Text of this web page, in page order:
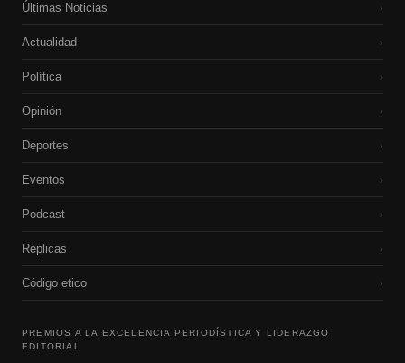
Últimas Noticias ›
Actualidad ›
Política ›
Opinión ›
Deportes ›
Eventos ›
Podcast ›
Réplicas ›
Código etico ›
PREMIOS A LA EXCELENCIA PERIODÍSTICA Y LIDERAZGO
EDITORIAL